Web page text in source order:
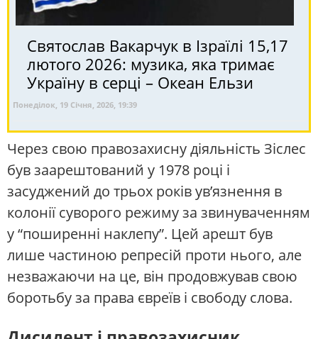
Святослав Вакарчук в Ізраїлі 15,17
лютого 2026: музика, яка тримає
Україну в серці – Океан Ельзи
Понеділок, 19 Січня, 2026, 19:39
Через свою правозахисну діяльність Зіслес
був заарештований у 1978 році і
засуджений до трьох років ув’язнення в
колонії суворого режиму за звинуваченням
у “поширенні наклепу”. Цей арешт був
лише частиною репресій проти нього, але
незважаючи на це, він продовжував свою
боротьбу за права євреїв і свободу слова.